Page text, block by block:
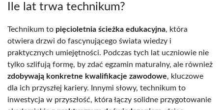
Ile lat trwa technikum?
Technikum to pięcioletnia ścieżka edukacyjna, która
otwiera drzwi do fascynującego świata wiedzy i
praktycznych umiejętności. Podczas tych lat uczniowie nie
tylko szlifują formę, by zdać egzamin maturalny, ale również
zdobywają konkretne kwalifikacje zawodowe, kluczowe
dla ich przyszłej kariery. Innymi słowy, technikum to
inwestycja w przyszłość, która łączy solidne przygotowanie